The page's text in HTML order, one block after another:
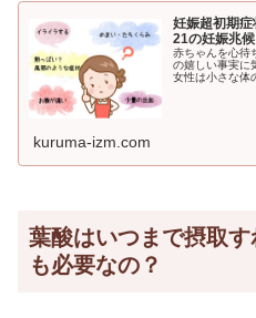
妊娠超初期
21の妊娠兆
赤ちゃんを心待
の嬉しい事実に
女性は小さな体
kuruma-izm.com
葉酸はいつまで摂取
も必要なの？